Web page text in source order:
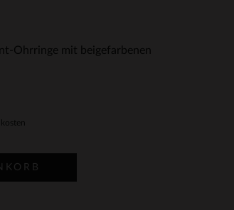
Ohrringe mit beigefarbenen